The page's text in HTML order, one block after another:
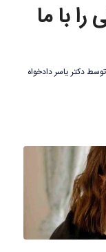
با ما
توسطدکتر یاسر دادخواه